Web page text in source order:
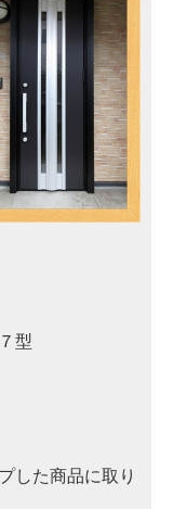
型
した商品に取り